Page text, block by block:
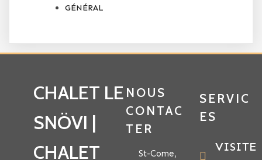
GÉNÉRAL
CHALET LE
SNÖVI |
CHALET
NOUS
CONTAC
TER
St-Come,
SERVIC
ES
VISITE